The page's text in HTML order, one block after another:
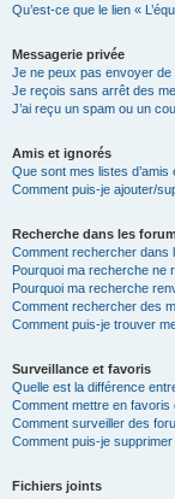
Qu’est-ce que le lien «
Messagerie privée
Je ne peux pas envoyer
Je reçois sans arrêt des
J’ai reçu un spam ou un
Amis et ignorés
Que sont mes listes d’amis
Comment puis-je ajouter/
Recherche dans les
Comment rechercher dans
Pourquoi ma recherche ne
Pourquoi ma recherche
Comment rechercher des
Comment puis-je trouver
Surveillance et favoris
Quelle est la différence
Comment mettre en
Comment surveiller des
Comment puis-je
Fichiers joints